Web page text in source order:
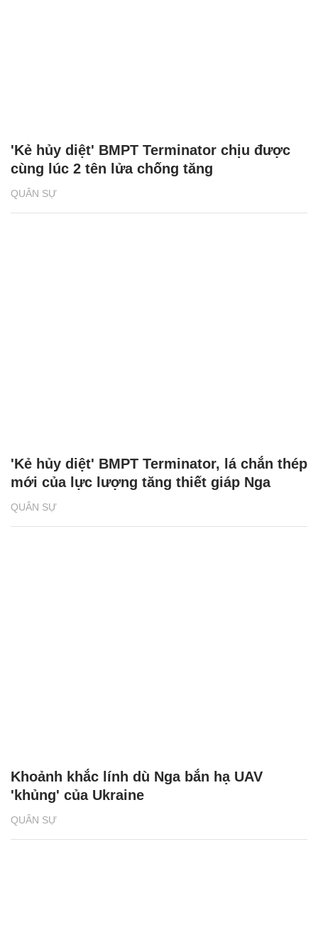
QUÂN SỰ
'Kẻ hủy diệt' BMPT Terminator chịu được
cùng lúc 2 tên lửa chống tăng
QUÂN SỰ
'Kẻ hủy diệt' BMPT Terminator, lá chắn thép
mới của lực lượng tăng thiết giáp Nga
QUÂN SỰ
Khoảnh khắc lính dù Nga bắn hạ UAV
'khủng' của Ukraine